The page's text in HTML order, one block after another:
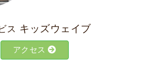
ス キッズウェイブ
アクセス